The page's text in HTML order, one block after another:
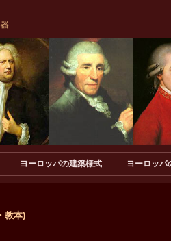
ヨーロッパの建築様式 ヨーロッパ
教本)